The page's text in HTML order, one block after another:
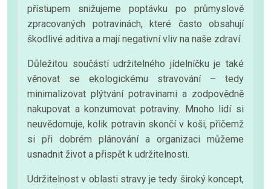
přístupem snižujeme poptávku po průmyslově
zpracovaných potravinách, které často obsahují
škodlivé aditiva a mají negativní vliv na naše zdraví.
Důležitou součástí udržitelného jídelníčku je také
věnovat se ekologickému stravování – tedy
minimalizovat plýtvání potravinami a zodpovědně
nakupovat a konzumovat potraviny. Mnoho lidí si
neuvědomuje, kolik potravin skončí v koši, přičemž
si při dobrém plánování a organizaci můžeme
usnadnit život a přispět k udržitelnosti.
Udržitelnost v oblasti stravy je tedy široký koncept,